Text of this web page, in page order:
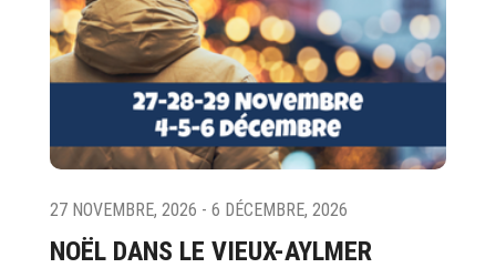
27 NOVEMBRE, 2026 - 6 DÉCEMBRE, 2026
NOËL DANS LE VIEUX-AYLMER